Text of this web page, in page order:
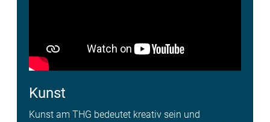
Kunst
Kunst am THG bedeutet kreativ sein und